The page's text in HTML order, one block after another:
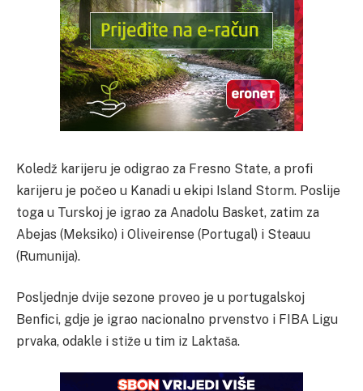
Koledž karijeru je odigrao za Fresno State, a profi
karijeru je počeo u Kanadi u ekipi Island Storm. Poslije
toga u Turskoj je igrao za Anadolu Basket, zatim za
Abejas (Meksiko) i Oliveirense (Portugal) i Steauu
(Rumunija).
Posljednje dvije sezone proveo je u portugalskoj
Benfici, gdje je igrao nacionalno prvenstvo i FIBA Ligu
prvaka, odakle i stiže u tim iz Laktaša.